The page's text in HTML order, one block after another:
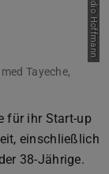
Tayeche,
für ihr Start-up
einschließlich
38-Jährige.